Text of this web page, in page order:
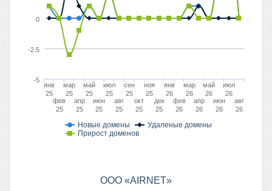
Новые домены
Удаленые домены
Прирост доменов
янв
25
фев
25
мар
25
апр
25
май
25
июн
25
июл
25
авг
25
сен
25
окт
25
ноя
25
дек
25
янв
26
фев
26
мар
26
апр
26
май
26
июн
26
июл
26
авг
26
0
-5
-2.5
ООО «AIRNET»